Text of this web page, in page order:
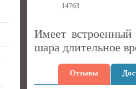
14763
Имеет встроенный
шара длительное
Отзывы